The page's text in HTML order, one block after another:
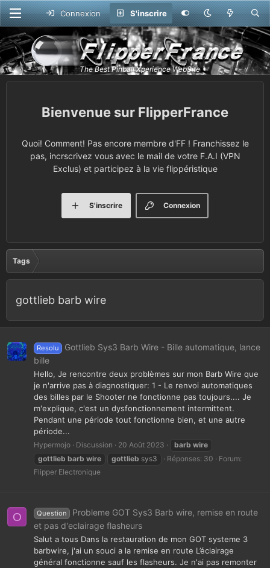
Connexion S'inscrire
FlipperFrance
Quoi! Comment! Pas encore membre d'FF ! Franchissez le
pas, incrscrivez vous avec le mail de votre F.A.I (VPN
Exclus) et participez à la vie flippéristique
Connexion
S'inscrire
Tags
gottlieb barb wire
Resolu
Gottlieb Sys3 Barb Wire - Bille automatique, lance
bille
Hello, Je rencontre deux problèmes sur mon Barb Wire que
je n'arrive pas à diagnostiquer: 1 - Le renvoi automatiques
des billes par le Shooter ne fonctionne pas toujours.... Je
m'explique, c'est un dysfonctionnement intermittent.
Pendant une période tout fonctionne bien, et une autre
période...
Hypermojo Discussion 20 Août 2023 barb wire
gottlieb barb wire gottlieb sys3 Réponses: 30
Forum:
Flipper Electronique
O Question
Probleme GOT Sys3 Barb wire, remise en route
et pas d'eclairage flasheurs
Salut a tous Dans la restauration de mon GOT systeme 3
barbwire, j'ai un souci a la remise en route L’éclairage
général fonctionne sauf les flasheurs. Je n'ai pas remonter